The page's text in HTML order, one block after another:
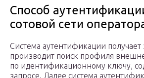
Способ
сотовой сети
Система аутентификации получает
производит поиск профиля
по идентификационному ключу,
запросе. Далее система